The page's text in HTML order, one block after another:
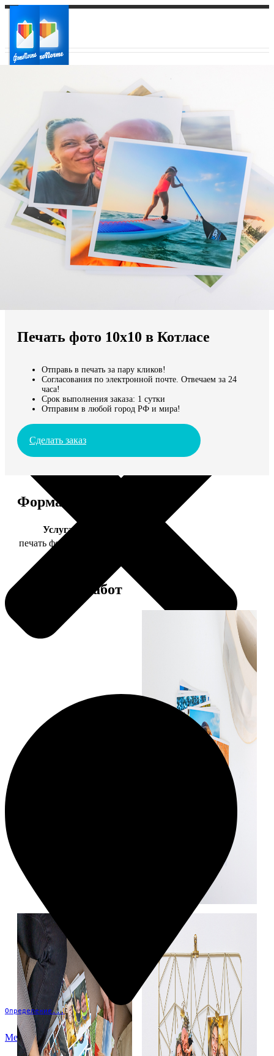
Ваш регион доставки
Выберите из списка:
Мы доставляем по всему миру
Продолжить без города
Определение...
Меню
Печать фото 10х10 в Котласе
Отправь в печать за пару кликов!
Согласования по электронной почте. Отвечаем за 24
часа!
Срок выполнения заказа: 1 сутки
Отправим в любой город РФ и мира!
Сделать заказ
Форматы и цены
Услуга
печать фото 10х10
Примеры работ